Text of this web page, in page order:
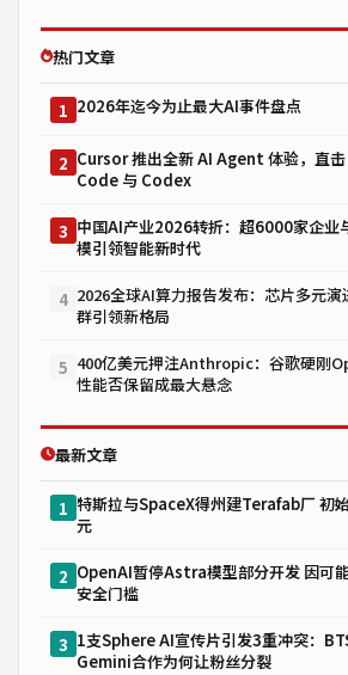
热门文章
1 2026年迄今为止最大AI事件盘点
2 Cursor 推出全新 AI Agent 体验，直
Code 与 Codex
3 中国AI产业2026转折：超6000家企业
模引领智能新时代
4 2026全球AI算力报告发布：芯片多元演
群引领新格局
5 400亿美元押注Anthropic：谷歌硬刚
性能否保留成最大悬念
最新文章
1 特斯拉与SpaceX得州建Terafab厂 初
元
2 OpenAI暂停Astra模型部分开发 因可
安全门槛
3 1支Sphere AI宣传片引发3重冲突：
Gemini合作为何让粉丝分裂